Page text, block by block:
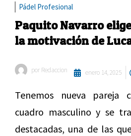
Pádel Profesional
Paquito Navarro
la motivación de
por Redaccion enero 14, 2025
Tenemos nueva pareja
cuadro masculino y se
destacadas, una de las